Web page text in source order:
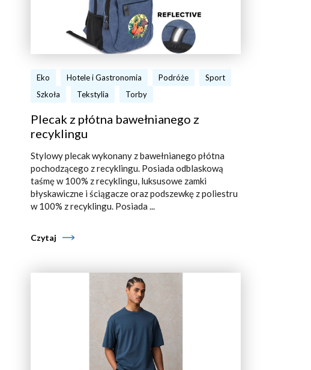
Eko Hotele i Gastronomia Podróże
Sport
Szkoła
Tekstylia Torby
Plecak z płótna bawełnianego z
recyklingu
Stylowy plecak wykonany z bawełnianego płótna
pochodzącego z recyklingu. Posiada odblaskową
taśmę w 100% z recyklingu, luksusowe zamki
błyskawiczne i ściągacze oraz podszewkę z poliestru
w 100% z recyklingu. Posiada ...
Czytaj